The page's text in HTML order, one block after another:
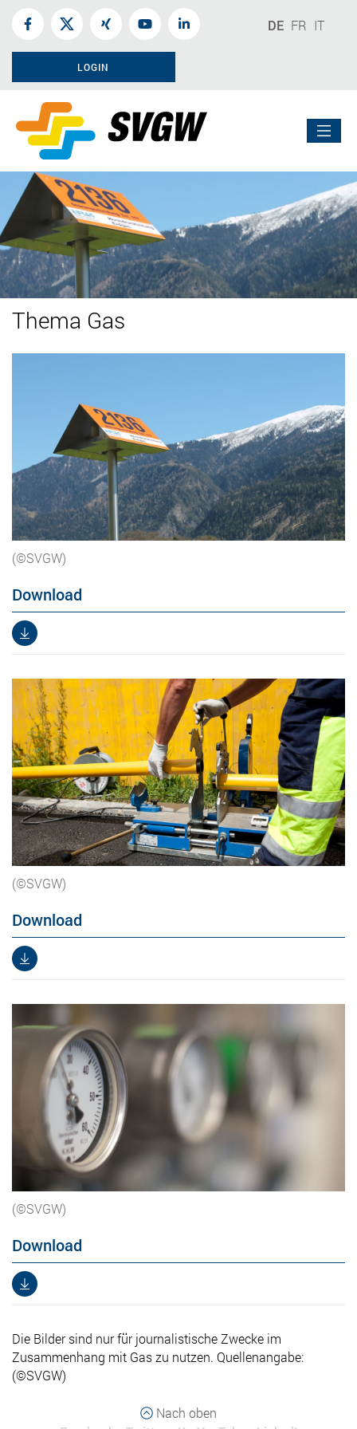
DE FR IT
LOGIN
Thema Gas
(©SVGW)
Download
(©SVGW)
Download
(©SVGW)
Download
Die Bilder sind nur für journalistische Zwecke im
Zusammenhang mit Gas zu nutzen. Quellenangabe:
(©SVGW)
Nach oben